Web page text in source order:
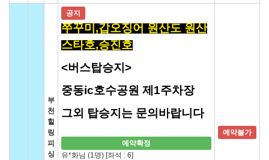
부
천
힐
링
피
싱
공지
쭈꾸미,갑오징어 원산도 원산
스타호,승진호
<버스탑승지>
중동ic호수공원 제1주차장
그외 탑승지는 문의바랍니다
예약확정
유*화님 (1명) [좌석 : 6]
예약불가